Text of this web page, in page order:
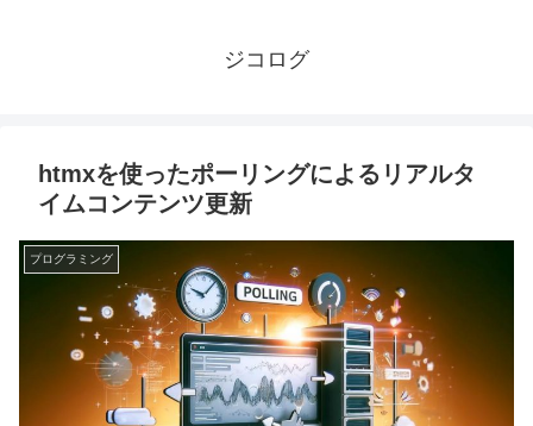
ジコログ
htmxを使ったポーリングによるリアルタ
イムコンテンツ更新
プログラミング